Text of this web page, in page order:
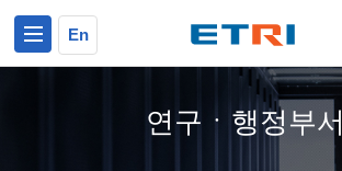
En
연구ㆍ행정부서